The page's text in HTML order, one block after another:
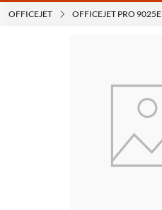
OFFICEJET OFFICEJET PRO 9025E